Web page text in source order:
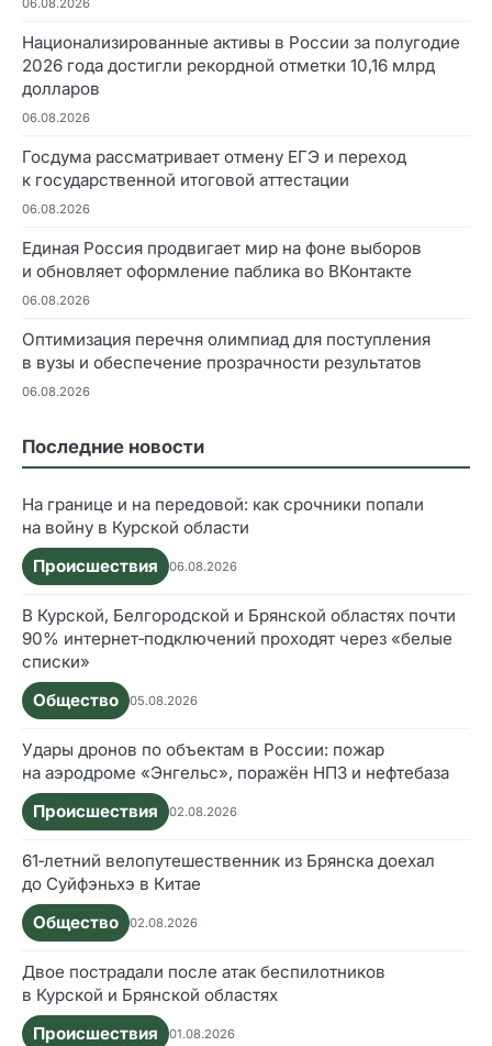
06.08.2026
Национализированные активы в России за полугодие
2026 года достигли рекордной отметки 10,16 млрд
долларов
06.08.2026
Госдума рассматривает отмену ЕГЭ и переход
к государственной итоговой аттестации
06.08.2026
Единая Россия продвигает мир на фоне выборов
и обновляет оформление паблика во ВКонтакте
06.08.2026
Оптимизация перечня олимпиад для поступления
в вузы и обеспечение прозрачности результатов
06.08.2026
Последние новости
На границе и на передовой: как срочники попали
на войну в Курской области
Происшествия
06.08.2026
В Курской, Белгородской и Брянской областях почти
90% интернет‑подключений проходят через «белые
списки»
Общество
05.08.2026
Удары дронов по объектам в России: пожар
на аэродроме «Энгельс», поражён НПЗ и нефтебаза
Происшествия
02.08.2026
61‑летний велопутешественник из Брянска доехал
до Суйфэньхэ в Китае
Общество
02.08.2026
Двое пострадали после атак беспилотников
в Курской и Брянской областях
Происшествия
01.08.2026